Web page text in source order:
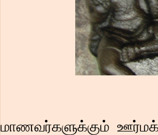
மாணவர்களுக்கும்